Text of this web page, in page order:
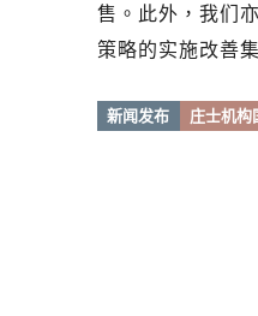
售。此外，我们
策略的实施改善
新闻发布 庄士机构